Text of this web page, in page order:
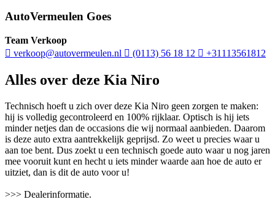
AutoVermeulen Goes
Team Verkoop
verkoop@autovermeulen.nl
(0113) 56 18 12 +31113561812
Alles over deze Kia Niro
Technisch hoeft u zich over deze Kia Niro geen zorgen te maken:
hij is volledig gecontroleerd en 100% rijklaar. Optisch is hij iets
minder netjes dan de occasions die wij normaal aanbieden. Daarom
is deze auto extra aantrekkelijk geprijsd. Zo weet u precies waar u
aan toe bent. Dus zoekt u een technisch goede auto waar u nog jaren
mee vooruit kunt en hecht u iets minder waarde aan hoe de auto er
uitziet, dan is dit de auto voor u!
>>> Dealerinformatie.